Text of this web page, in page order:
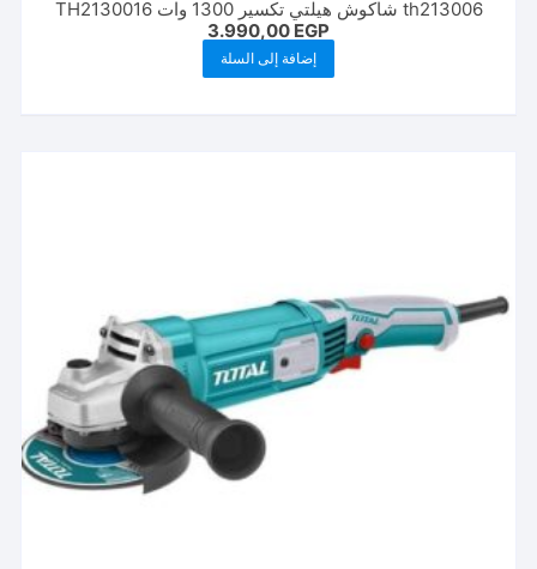
th213006 شاكوش هيلتي تكسير 1300 وات TH2130016
3.990,00 EGP
إضافة إلى السلة